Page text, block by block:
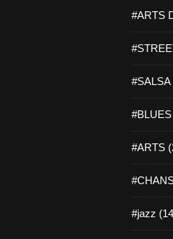
#ARTS
#SALSA
#ARTS
#jazz